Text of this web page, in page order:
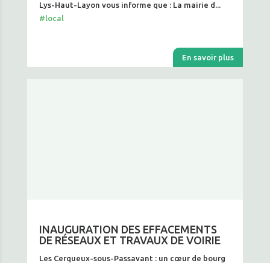
Lys-Haut-Layon vous informe que : La mairie d...
#local
En savoir plus
INAUGURATION DES EFFACEMENTS
DE RÉSEAUX ET TRAVAUX DE VOIRIE
Les Cerqueux-sous-Passavant : un cœur de bourg